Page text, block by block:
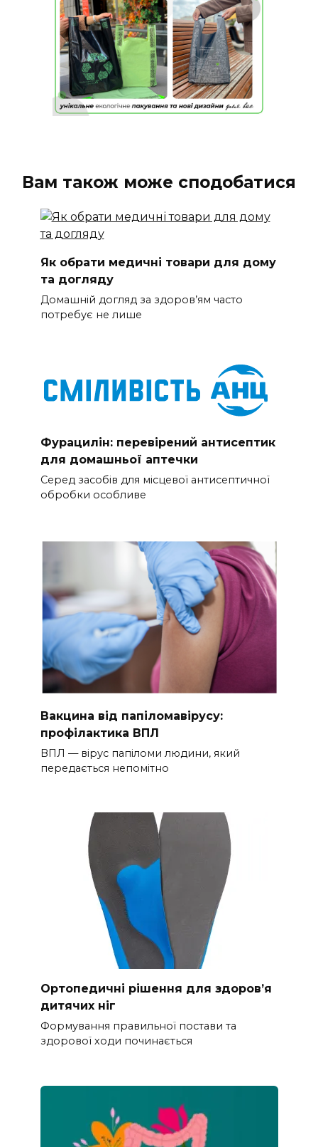
Вам також може сподобатися
Як обрати медичні товари для дому
та догляду
Домашній догляд за здоров’ям часто
потребує не лише
Фурацилін: перевірений антисептик
для домашньої аптечки
Серед засобів для місцевої антисептичної
обробки особливе
Вакцина від папіломавірусу:
профілактика ВПЛ
ВПЛ — вірус папіломи людини, який
передається непомітно
Ортопедичні рішення для здоров’я
дитячих ніг
Формування правильної постави та
здорової ходи починається